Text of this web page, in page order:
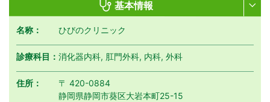
基本情報
名称： ひびのクリニック
診療科目：消化器内科, 肛門外科, 内科, 外科
住所：
〒 420-0884
静岡県静岡市葵区大岩本町25-15